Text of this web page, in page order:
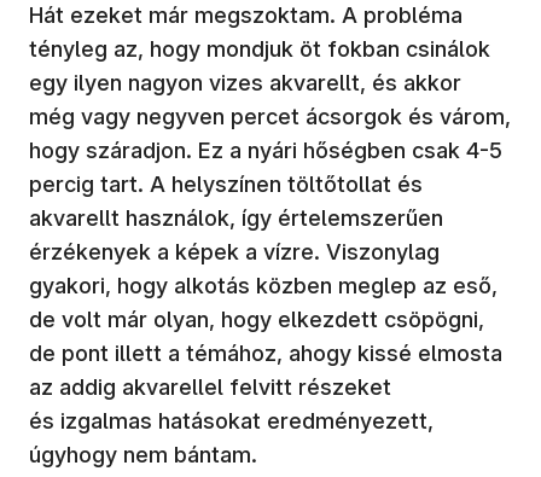
Hát ezeket már megszoktam. A probléma
tényleg az, hogy mondjuk öt fokban csinálok
egy ilyen nagyon vizes akvarellt, és akkor
még vagy negyven percet ácsorgok és várom,
hogy száradjon. Ez a nyári hőségben csak 4-5
percig tart. A helyszínen töltőtollat és
akvarellt használok, így értelemszerűen
érzékenyek a képek a vízre. Viszonylag
gyakori, hogy alkotás közben meglep az eső,
de volt már olyan, hogy elkezdett csöpögni,
de pont illett a témához, ahogy kissé elmosta
az addig akvarellel felvitt részeket
és izgalmas hatásokat eredményezett,
úgyhogy nem bántam.